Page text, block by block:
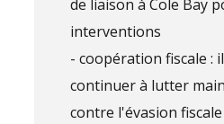
de liaison à Cole Bay
interventions
- coopération fiscale :
continuer à lutter
contre l'évasion